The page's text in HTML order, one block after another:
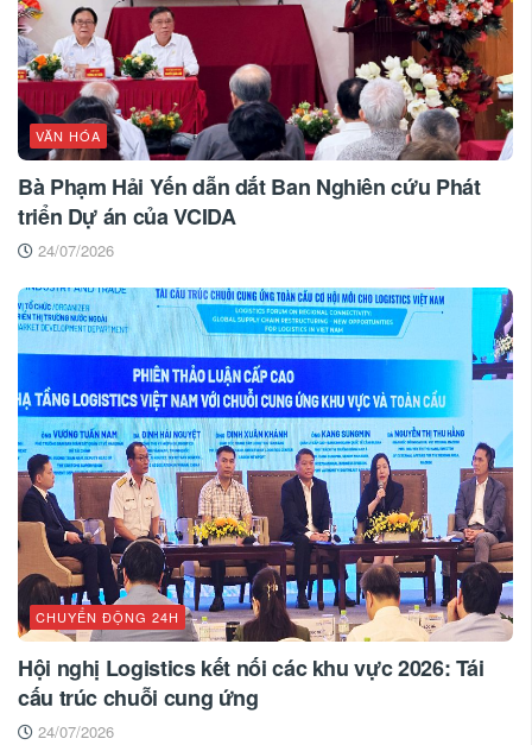
VĂN HÓA
Bà Phạm Hải Yến dẫn dắt Ban Nghiên cứu Phát
triển Dự án của VCIDA
24/07/2026
CHUYỂN ĐỘNG 24H
Hội nghị Logistics kết nối các khu vực 2026: Tái
cấu trúc chuỗi cung ứng
24/07/2026